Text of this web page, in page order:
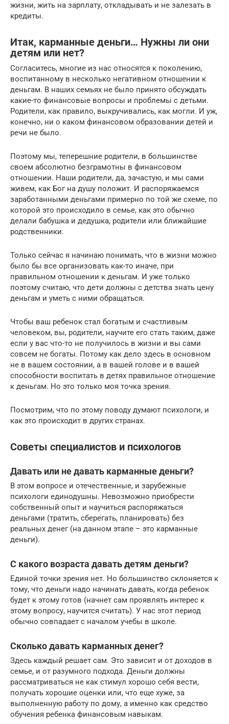
жизни, жить на зарплату, откладывать и не залезать в
кредиты.
Итак, карманные деньги… Нужны ли они
детям или нет?
Согласитесь, многие из нас относятся к поколению,
воспитанному в несколько негативном отношении к
деньгам. В наших семьях не было принято обсуждать
какие-то финансовые вопросы и проблемы с детьми.
Родители, как правило, выкручивались, как могли. И уж,
конечно, ни о каком финансовом образовании детей и
речи не было.
Поэтому мы, теперешние родители, в большинстве
своем абсолютно безграмотны в финансовом
отношении. Наши родители, да, зачастую, и мы сами
живем, как Бог на душу положит. И распоряжаемся
заработанными деньгами примерно по той же схеме, по
которой это происходило в семье, как это обычно
делали бабушка и дедушка, родители или ближайшие
родственники.
Только сейчас я начинаю понимать, что в жизни можно
было бы все организовать как-то иначе, при
правильном отношении к деньгам. И уже только
поэтому считаю, что дети должны с детства знать цену
деньгам и уметь с ними обращаться.
Чтобы ваш ребенок стал богатым и счастливым
человеком, вы, родители, научите его стать таким, даже
если у вас что-то не получилось в жизни и вы сами
совсем не богаты. Потому как дело здесь в основном
не в вашем состоянии, а в вашей голове и в вашей
способности воспитать в детях правильное отношение
к деньгам. Но это только моя точка зрения.
Посмотрим, что по этому поводу думают психологи, и
как это происходит в других странах.
Советы специалистов и психологов
Давать или не давать карманные деньги?
В этом вопросе и отечественные, и зарубежные
психологи единодушны. Невозможно приобрести
собственный опыт и научиться распоряжаться
деньгами (тратить, сберегать, планировать) без
реальных денег (на данном этапе – это карманные
деньги).
С какого возраста давать детям деньги?
Единой точки зрения нет. Но большинство склоняется к
тому, что деньги надо начинать давать, когда ребенок
будет к этому готов (начнет сам проявлять интерес к
этому вопросу, научится считать). У нас этот период
обычно совпадает с началом учебы в школе.
Сколько давать карманных денег?
Здесь каждый решает сам. Это зависит и от доходов в
семье, и от разумного подхода. Деньги должны
рассматриваться не как стимул хорошо себя вести,
получать хорошие оценки или, что еще хуже, за
выполненную работу по дому, а именно как средство
обучения ребенка финансовым навыкам.